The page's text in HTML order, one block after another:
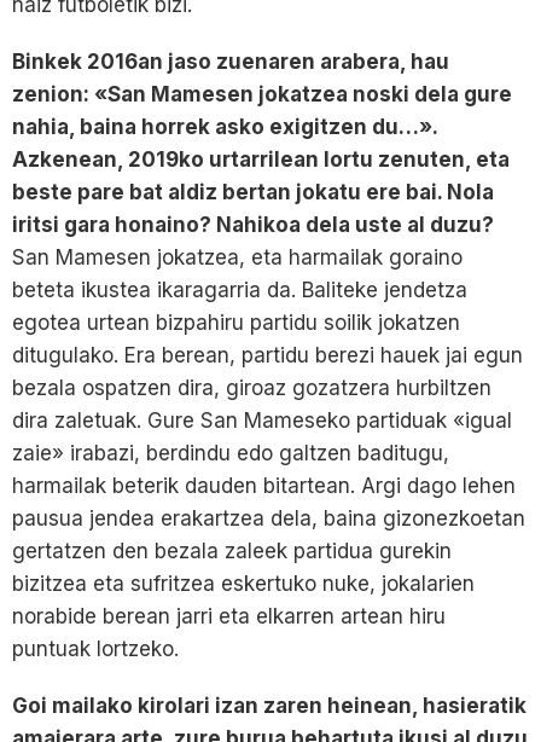
naiz futboletik bizi.
Binkek 2016an jaso zuenaren arabera, hau
zenion: «San Mamesen jokatzea noski dela gure
nahia, baina horrek asko exigitzen du…».
Azkenean, 2019ko urtarrilean lortu zenuten, eta
beste pare bat aldiz bertan jokatu ere bai. Nola
iritsi gara honaino? Nahikoa dela uste al duzu?
San Mamesen jokatzea, eta harmailak goraino
beteta ikustea ikaragarria da. Baliteke jendetza
egotea urtean bizpahiru partidu soilik jokatzen
ditugulako. Era berean, partidu berezi hauek jai egun
bezala ospatzen dira, giroaz gozatzera hurbiltzen
dira zaletuak. Gure San Mameseko partiduak «igual
zaie» irabazi, berdindu edo galtzen baditugu,
harmailak beterik dauden bitartean. Argi dago lehen
pausua jendea erakartzea dela, baina gizonezkoetan
gertatzen den bezala zaleek partidua gurekin
bizitzea eta sufritzea eskertuko nuke, jokalarien
norabide berean jarri eta elkarren artean hiru
puntuak lortzeko.
Goi mailako kirolari izan zaren heinean, hasieratik